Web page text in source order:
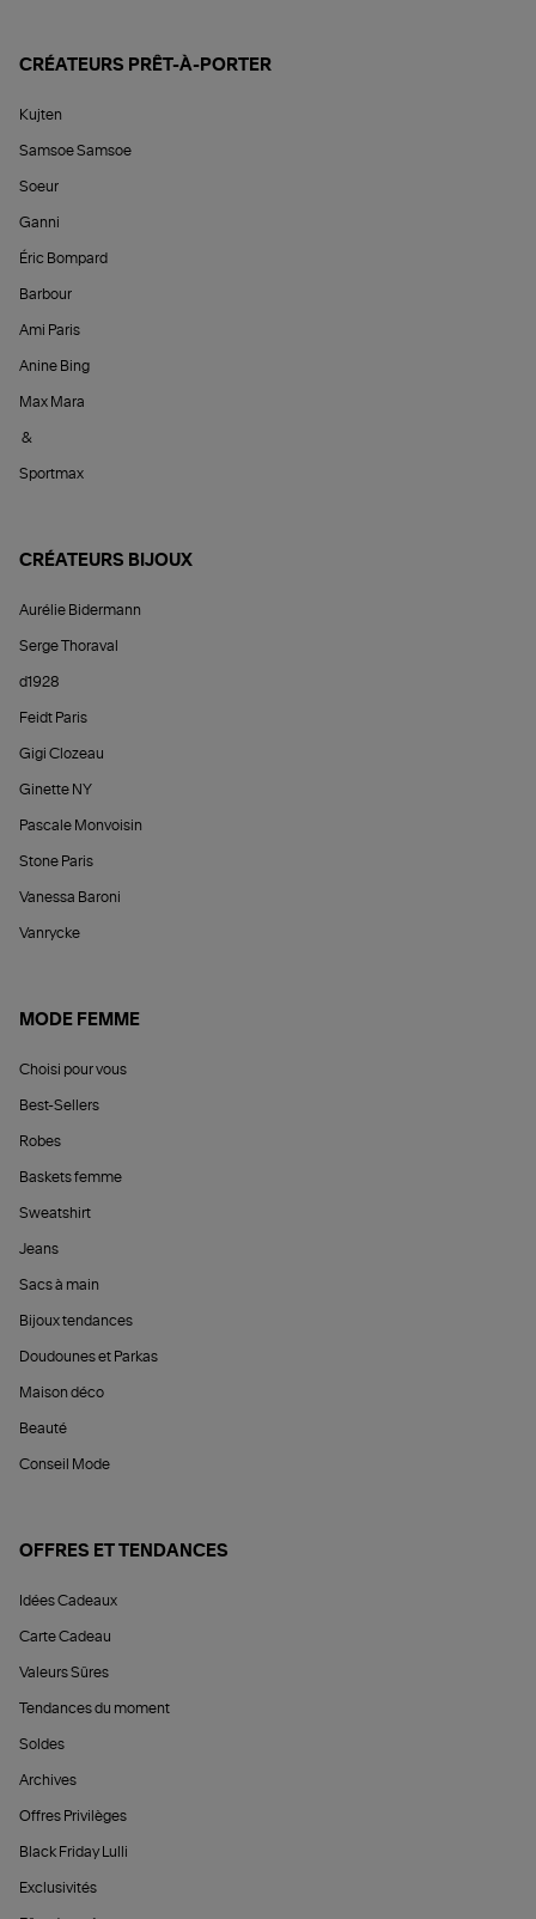
CRÉATEURS PRÊT-À-PORTER
Kujten
Samsoe Samsoe
Soeur
Ganni
Éric Bompard
Barbour
Ami Paris
Anine Bing
Max Mara
&
Sportmax
CRÉATEURS BIJOUX
Aurélie Bidermann
Serge Thoraval
d1928
Feidt Paris
Gigi Clozeau
Ginette NY
Pascale Monvoisin
Stone Paris
Vanessa Baroni
Vanrycke
MODE FEMME
Choisi pour vous
Best-Sellers
Robes
Baskets femme
Sweatshirt
Jeans
Sacs à main
Bijoux tendances
Doudounes et Parkas
Maison déco
Beauté
Conseil Mode
OFFRES ET TENDANCES
Idées Cadeaux
Carte Cadeau
Valeurs Sûres
Tendances du moment
Soldes
Archives
Offres Privilèges
Black Friday Lulli
Exclusivités